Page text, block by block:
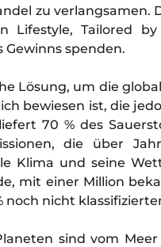
zu verlangsamen.
Lifestyle, Tailored
Gewinns spenden.
Lösung, um die
bewiesen ist, die
70 % des
die über
Klima und seine
mit einer Million
noch nicht
sind vom